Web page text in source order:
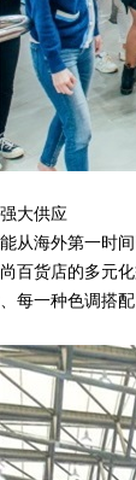
大供应
海外第一时间
百货店的多元
每一种色调搭